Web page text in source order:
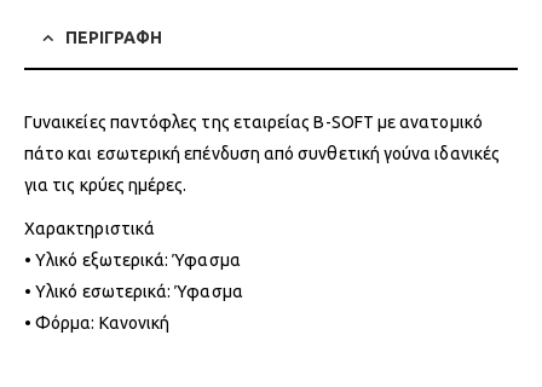
ΠΕΡΙΓΡΑΦΗ
Γυναικείες παντόφλες της εταιρείας B-SOFT με ανατομικό
πάτο και εσωτερική επένδυση από συνθετική γούνα ιδανικές
για τις κρύες ημέρες.
Χαρακτηριστικά
• Υλικό εξωτερικά: Ύφασμα
• Υλικό εσωτερικά: Ύφασμα
• Φόρμα: Κανονική